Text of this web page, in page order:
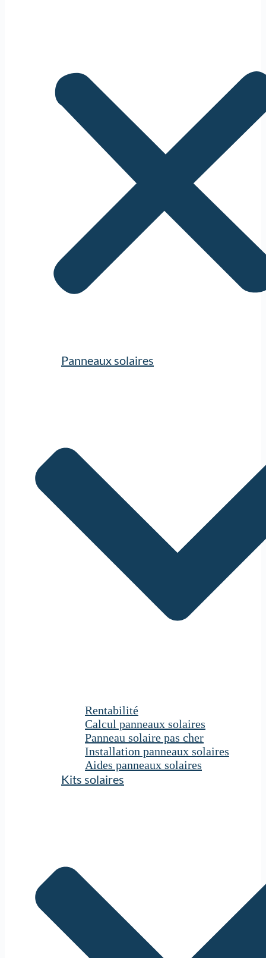
Panneaux solaires
Rentabilité
Calcul panneaux solaires
Panneau solaire pas cher
Installation panneaux solaires
Aides panneaux solaires
Kits solaires